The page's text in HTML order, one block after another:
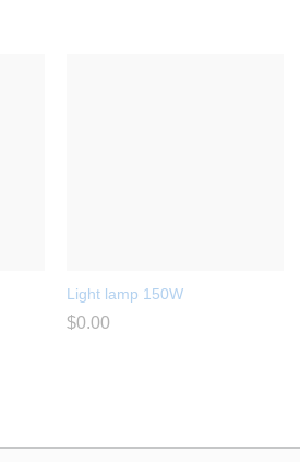
Light lamp 150W
$0.00